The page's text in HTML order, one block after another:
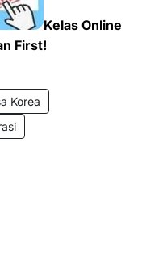
Kelas Online
First!
Korea